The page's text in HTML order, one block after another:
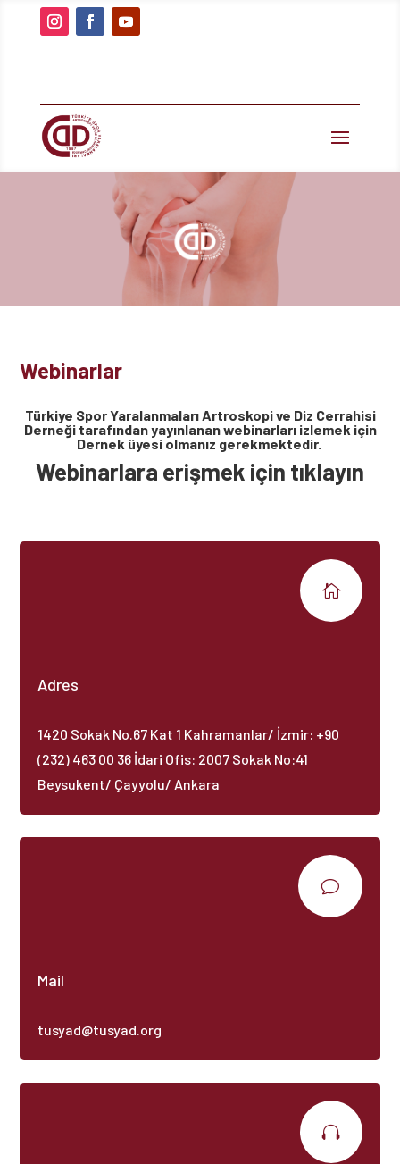
Webinarlar
Türkiye Spor Yaralanmaları Artroskopi ve Diz Cerrahisi
Derneği tarafından yayınlanan webinarları izlemek için
Dernek üyesi olmanız gerekmektedir.
Webinarlara erişmek için tıklayın

Adres
1420 Sokak No.67 Kat 1 Kahramanlar/ İzmir: +90
(232) 463 00 36 İdari Ofis: 2007 Sokak No:41
Beysukent/ Çayyolu/ Ankara
v
Mail
tusyad@tusyad.org
